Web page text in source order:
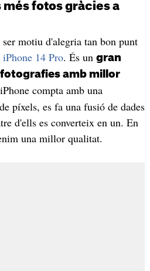
fotos gràcies a
motiu d'alegria tan bon punt
14 Pro. És un gran
amb millor
compta amb una
píxels, es fa una fusió de dades
d'ells es converteix en un. En
una millor qualitat.